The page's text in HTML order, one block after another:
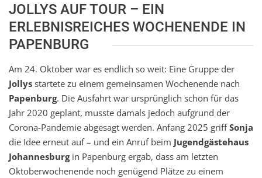
JOLLYS AUF TOUR – EIN
ERLEBNISREICHES WOCHENENDE IN
PAPENBURG
Am 24. Oktober war es endlich so weit: Eine Gruppe der
Jollys startete zu einem gemeinsamen Wochenende nach
Papenburg. Die Ausfahrt war ursprünglich schon für das
Jahr 2020 geplant, musste damals jedoch aufgrund der
Corona-Pandemie abgesagt werden. Anfang 2025 griffSonja
die Idee erneut auf – und ein Anruf beim Jugendgästehaus
Johannesburgin Papenburg ergab, dass am letzten
Oktoberwochenende noch genügend Plätze zu einem